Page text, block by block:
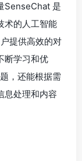
SenseChat 是
术的人工智能
提供高效的对
断学习和优
，还能根据需
息处理和内容